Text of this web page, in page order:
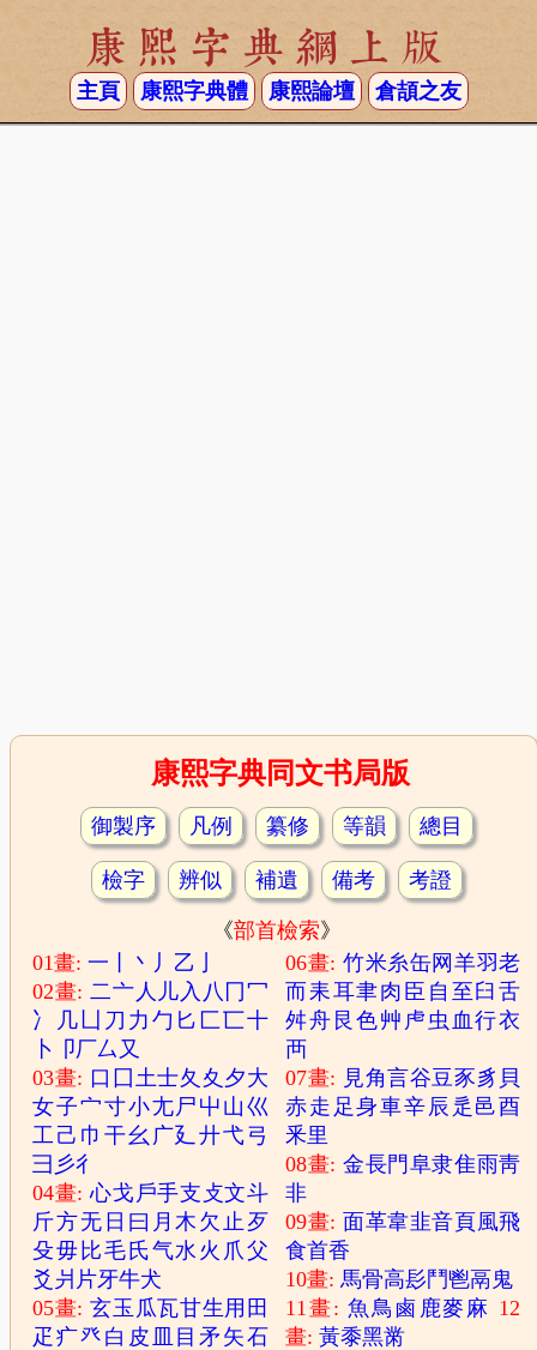
康熙字典網上版
主頁 康熙字典體 康熙論壇 倉頡之友
康熙字典同文书局版
御製序 凡例 纂修 等韻 總目
檢字 辨似 補遺 備考 考證
《部首檢索》
01畫:一 丶 丿 乙
02畫:二亠 人 儿入 八 冂冖
冫
几 凵 刀 力 勹 匕 匚匸十
卜
卩厂厶 又
03畫: 口 囗 土士夂 夊 夕大
女子宀寸小尢尸 屮 山巛
工 己 巾 干幺 广廴廾弋弓
彐 彡彳
04畫:心戈 戶手支 攴文斗
斤方无 日 曰 月木 欠止 歹
殳毋 比毛 氏气水 火 爪父
爻 爿 片牙牛犬
05畫:玄玉 瓜瓦甘生用 田
疋 疒癶 白 皮 目矛 矢石
06畫: 竹米糸缶网 羊羽老
而耒耳聿肉 臣 自 至 臼舌
舛舟 艮色艸 虍 虫 血行衣
襾
07畫: 見角言谷豆豕豸 貝
赤走 足身車辛辰 辵 邑酉
釆里
08畫: 金長門 阜隶隹雨靑
非
09畫: 面革韋韭音頁風飛
食首香
10畫:馬骨高髟 鬥鬯鬲 鬼
11畫: 魚鳥 鹵 鹿麥 麻 12
畫:黃黍黑黹